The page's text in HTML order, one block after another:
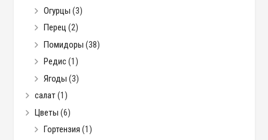
Огурцы (3)
Перец (2)
Помидоры (38)
Редис(1)
Ягоды (3)
салат(1)
Цветы (6)
Гортензия (1)